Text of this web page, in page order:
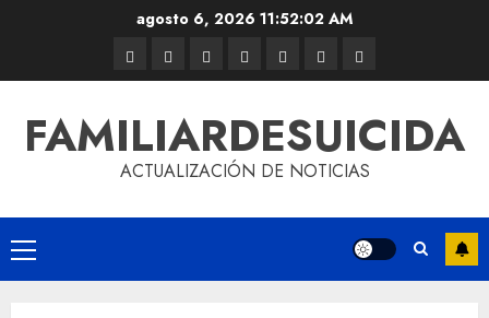
agosto 6, 2026 11:52:03 AM
FAMILIARDESUICIDA
ACTUALIZACIÓN DE NOTICIAS